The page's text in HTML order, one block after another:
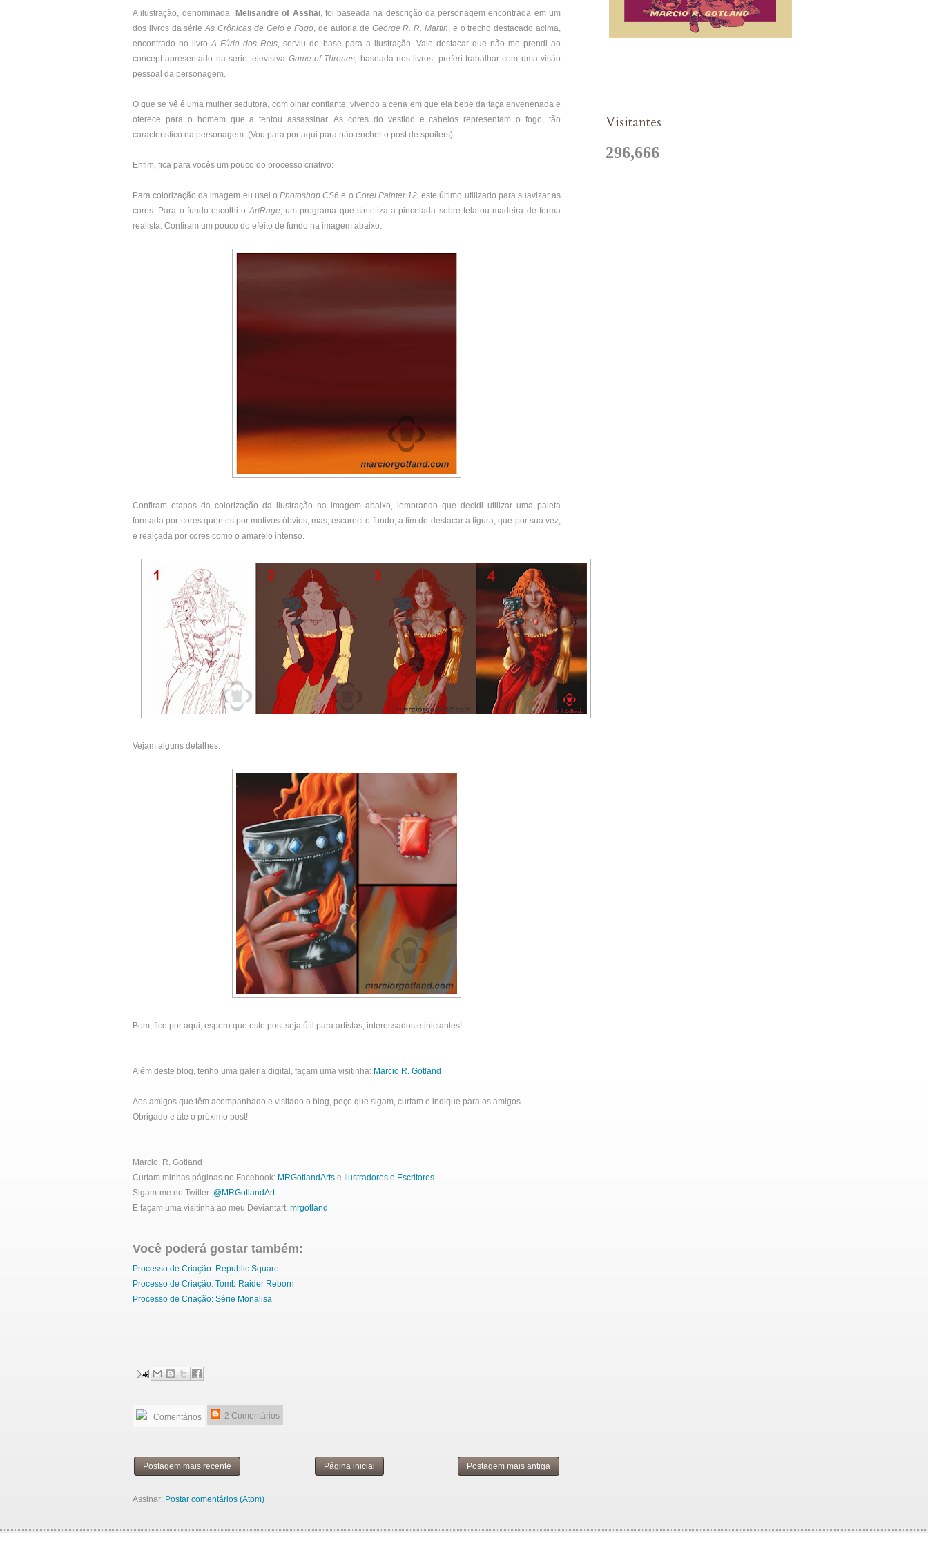
A ilustração, denominada Melisandre of Asshai, foi baseada na descrição da personagem encontrada em um
dos livros da sérieAs Crônicas de Gelo e Fogo, de autoria de George R. R. Martin, e o trecho destacado acima,
encontrado no livroA Fúria dos Reis, serviu de base para a ilustração. Vale destacar que não me prendi ao
concept apresentado na série televisiva Game of Thrones, baseada nos livros, preferi trabalhar com uma visão
pessoal da personagem.
O que se vê é uma mulher sedutora, com olhar confiante, vivendo a cena em que ela bebe da taça envenenada e
oferece para o homem que a tentou assassinar. As cores do vestido e cabelos representam o fogo, tão
característico na personagem. (Vou para por aqui para não encher o post de spoilers)
Enfim, fica para vocês um pouco do processo criativo:
Para colorização da imagem eu usei oPhotoshop CS6 e o Corel Painter 12, este último utilizado para suavizar as
cores. Para o fundo escolhi oArtRage, um programa que sintetiza a pincelada sobre tela ou madeira de forma
realista. Confiram um pouco do efeito de fundo na imagem abaixo.
Confiram etapas da colorização da ilustração na imagem abaixo, lembrando que decidi utilizar uma paleta
formada por cores quentes por motivos óbvios, mas, escureci o fundo, a fim de destacar a figura, que por sua vez,
é realçada por cores como o amarelo intenso.
Vejam alguns detalhes:
Bom, fico por aqui, espero que este post seja útil para artistas, interessados e iniciantes!
Além deste blog, tenho uma galeria digital, façam uma visitinha: Marcio R. Gotland
Aos amigos que têm acompanhado e visitado o blog, peço que sigam, curtam e indique para os amigos.
Obrigado e até o próximo post!
Marcio. R. Gotland
Curtam minhas páginas no Facebook: MRGotlandArts e
Ilustradores e Escritores
Sigam-me no Twitter: @MRGotlandArt
E façam uma visitinha ao meu Deviantart: mrgotland
Você poderá gostar também:
Processo de Criação: Republic Square
Processo de Criação: Tomb Raider Reborn
Processo de Criação: Série Monalisa
Comentários 2 Comentários
Postagem mais recente Postagem mais antiga
Página inicial
Assinar: Postar comentários (Atom)
Visitantes
296,666